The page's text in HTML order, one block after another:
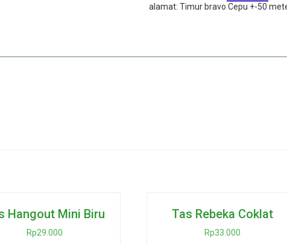
alamat: Timur bravo Cepu +-50
Hangout Mini Biru
Rp29.000
Tas Rebeka Coklat
Rp33.000